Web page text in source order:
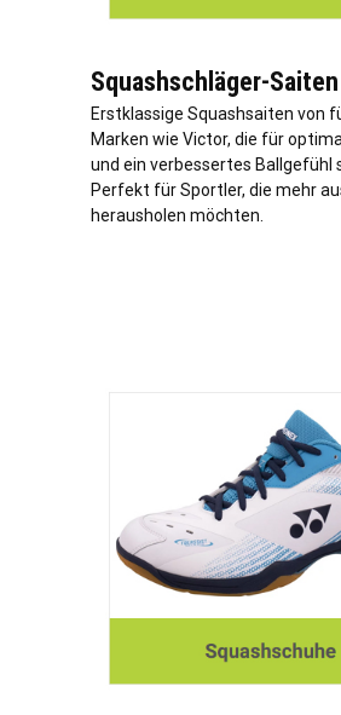
Squashschläger-Saiten
Erstklassige Squashsaiten von
Marken wie Victor, die für
und ein verbessertes Ballgefühl
Perfekt für Sportler, die mehr
herausholen möchten.